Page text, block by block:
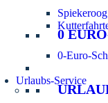
0
0-Euro-
Urlaubs-Service